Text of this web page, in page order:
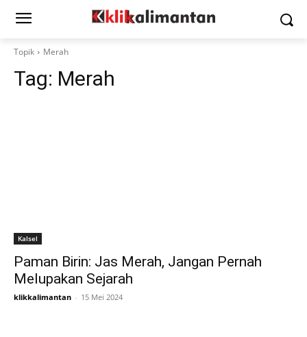
Topik Merah
Tag: Merah
Kalsel
Paman Birin: Jas Merah, Jangan Pernah
Melupakan Sejarah
klikkalimantan - 15 Mei 2024